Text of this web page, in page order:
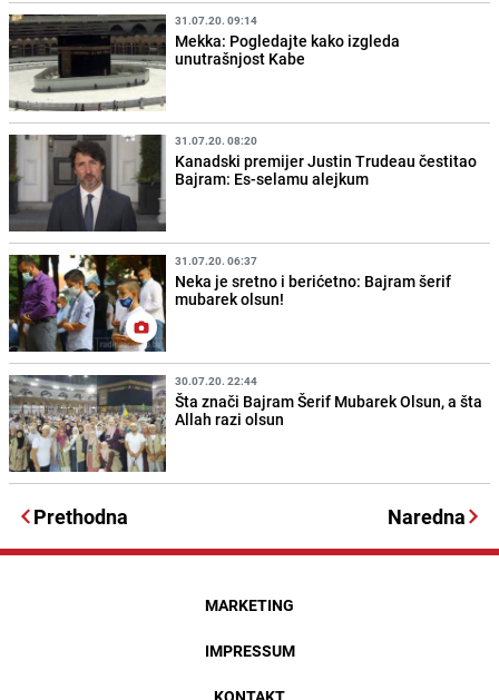
31.07.20. 09:14
Mekka: Pogledajte kako izgleda
unutrašnjost Kabe
31.07.20. 08:20
Kanadski premijer Justin Trudeau čestitao
Bajram: Es-selamu alejkum
31.07.20. 06:37
Neka je sretno i berićetno: Bajram šerif
mubarek olsun!
30.07.20. 22:44
Šta znači Bajram Šerif Mubarek Olsun, a šta
Allah razi olsun
Prethodna Naredna
MARKETING
IMPRESSUM